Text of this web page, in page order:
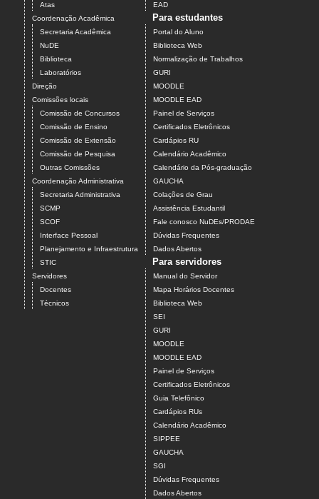
Atas
Coordenação Acadêmica
Secretaria Acadêmica
NuDE
Biblioteca
Laboratórios
Direção
Comissões locais
Comissão de Concursos
Comissão de Ensino
Comissão de Extensão
Comissão de Pesquisa
Outras Comissões
Coordenação Administrativa
Secretaria Administrativa
SCMP
SCOF
Interface Pessoal
Planejamento e Infraestrutura
STIC
Servidores
Docentes
Técnicos
EAD
Para estudantes
Portal do Aluno
Biblioteca Web
Normalização de Trabalhos
GURI
MOODLE
MOODLE EAD
Painel de Serviços
Certificados Eletrônicos
Cardápios RU
Calendário Acadêmico
Calendário da Pós-graduação
GAUCHA
Colações de Grau
Assistência Estudantil
Fale conosco NuDEs/PRODAE
Dúvidas Frequentes
Dados Abertos
Para servidores
Manual do Servidor
Mapa Horários Docentes
Biblioteca Web
SEI
GURI
MOODLE
MOODLE EAD
Painel de Serviços
Certificados Eletrônicos
Guia Telefônico
Cardápios RUs
Calendário Acadêmico
SIPPEE
GAUCHA
SGI
Dúvidas Frequentes
Dados Abertos